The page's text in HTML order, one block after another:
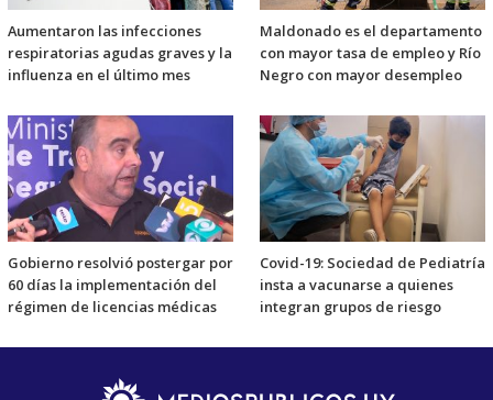
Aumentaron las infecciones
respiratorias agudas graves y la
influenza en el último mes
Maldonado es el departamento
con mayor tasa de empleo y Río
Negro con mayor desempleo
Gobierno resolvió postergar por
60 días la implementación del
régimen de licencias médicas
Covid-19: Sociedad de Pediatría
insta a vacunarse a quienes
integran grupos de riesgo